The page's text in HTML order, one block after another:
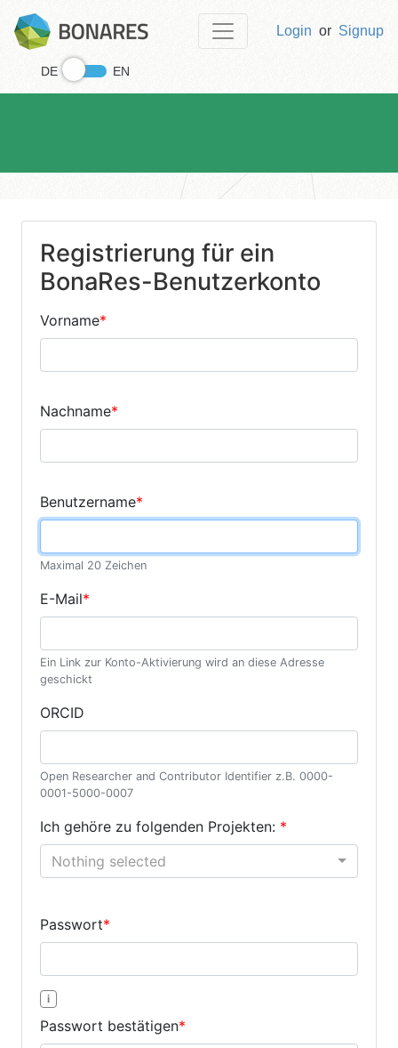
Login or Signup
DE EN
Registrierung für ein
BonaRes-Benutzerkonto
Vorname*
Nachname*
Benutzername*
Maximal 20 Zeichen
E-Mail*
Ein Link zur Konto-Aktivierung wird an diese Adresse
geschickt
ORCID
Open Researcher and Contributor Identifier z.B. 0000-
0001-5000-0007
Ich gehöre zu folgenden Projekten: *
Nothing selected
Passwort*
i
Passwort bestätigen*